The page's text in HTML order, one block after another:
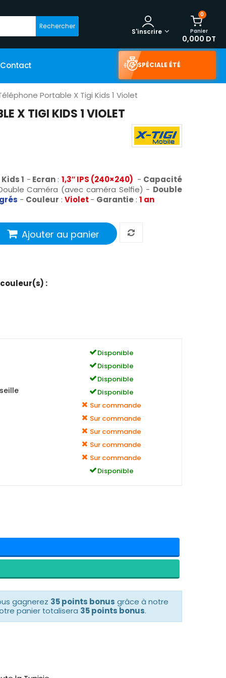
Rechercher
0
Panier
0,000 DT
S'inscrire
Contact SPÉCIALE ÉTÉ
Portable X Tigi Kids 1 Violet
X TIGI KIDS 1 VIOLET
1 - Ecran : 1,3″ IPS (240×240) - Capacité
Caméra (avec caméra Selfie) - Double
- Couleur : Violet- Garantie : 1 an
Ajouter au panier
:
Disponible
Disponible
Disponible
Disponible
Sur commande
Sur commande
Sur commande
Sur commande
Sur commande
Disponible
gagnerez 35 points bonus grâce à notre
panier totalisera 35 points bonus.